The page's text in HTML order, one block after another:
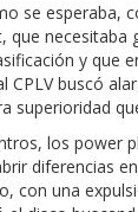
se esperaba,
que necesitaba
y que
CPLV buscó
superioridad
los power
diferencias
con una